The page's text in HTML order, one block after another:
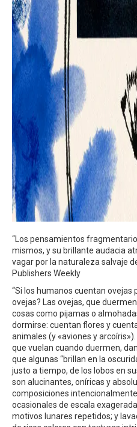
“Los pensamientos
mismos, y su brillante audacia
vagar por la naturaleza salvaje
Publishers Weekly
“Si los humanos cuentan ovejas
ovejas? Las ovejas, que
cosas como pijamas o
dormirse: cuentan flores y
animales (y «aviones y
que vuelan cuando duermen,
que algunas “brillan en la
justo a tiempo, de los lobos en
son alucinantes, oníricas y
composiciones
ocasionales de escala
motivos lunares repetidos; y